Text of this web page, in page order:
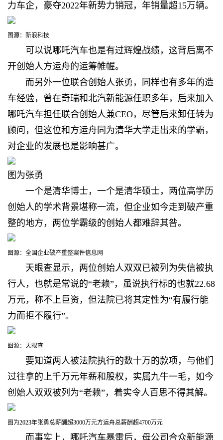
力车企，豪夺2022年新势力销冠，年销量超15万辆。
图源：新浪科技
可以说哪吒汽车也是有过辉煌战绩，这背后离不
开创始人方运舟的运筹帷幄。
而另外一位联合创始人张勇，同样也有多年的造
车经验， 曾在奇瑞和北汽新能源任职多年，后来加入
哪吒汽车担任联合创始人兼CEO，尽管后来卸任转为
顾问，但这位和方运舟同为清华大学走出来的学霸，
对企业的发展也是影响甚广。
图为张勇
一个是清华博士，一个是清华硕士 ，两位高学历
创始人的学术背景堪称一流，但企业如今走到破产重
整的地方，两位学霸级的创始人都难辞其咎。
图源：全国企业破产重整案件信息网
天眼查显示，两位创始人双双已被列为失信被执
行人，也就是常说的“老赖”，虽说执行标的也就22.68
万元，称不上巨资，但法院已将其定性为“有履行能
力而拒不履行”。
图源：天眼查
要知道两人被法院执行的数十万的款项，与他们
过往拿的上千万元年薪和股权，实属九牛一毛，如今
创始人双双被列为“老赖”，着实令人百思不得其解。
图为2023年张勇总薪酬超3000万元方运舟总薪酬超4700万元
而事实上，哪吒汽车暴雷后，母公司合众新能源